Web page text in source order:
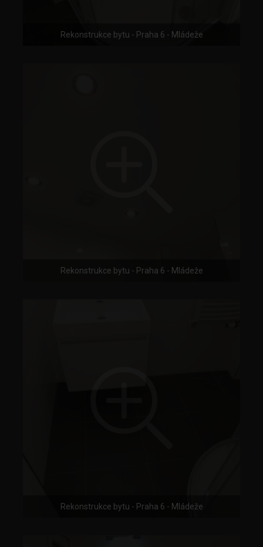
Rekonstrukce bytu - Praha 6 - Mládeže
Rekonstrukce bytu - Praha 6 - Mládeže
Rekonstrukce bytu - Praha 6 - Mládeže